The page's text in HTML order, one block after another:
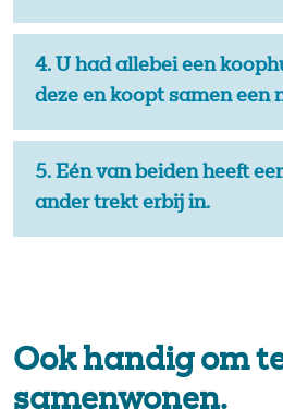
4. U had allebei een
deze en koopt samen een
5. Eén van beiden heeft
ander trekt erbij in.
Ook handig om
samenwonen.